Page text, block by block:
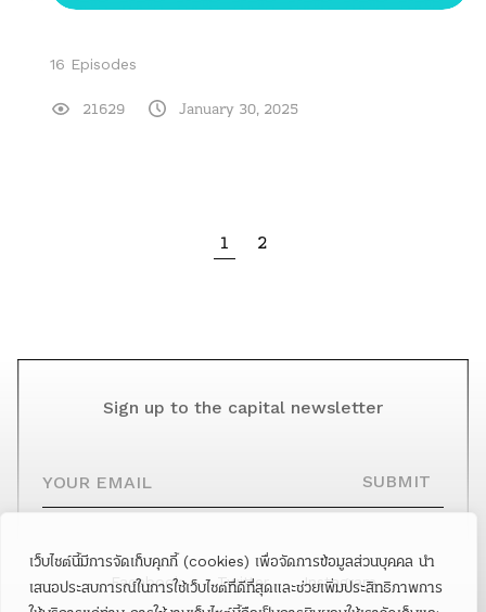
เว็บไซต์นี้มีการจัดเก็บคุกกี้ (cookies) เพื่อจัดการข้อมูลส่วนบุคคล นำ
เสนอประสบการณ์ในการใช้เว็บไซต์ที่ดีที่สุดและช่วยเพิ่มประสิทธิภาพการ
16 Episodes
21629 January 30, 2025
1 2
Sign up to the capital newsletter
SUBMIT
Facebook Twitter Instagram